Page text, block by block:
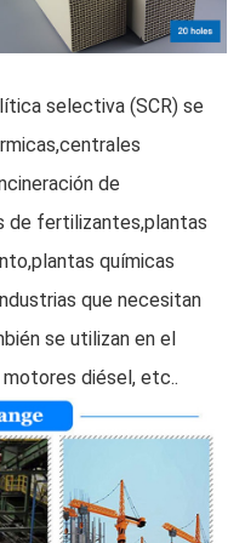
de
de fertilizantes,plantas
químicas
que necesitan
se utilizan en el
diésel, etc..